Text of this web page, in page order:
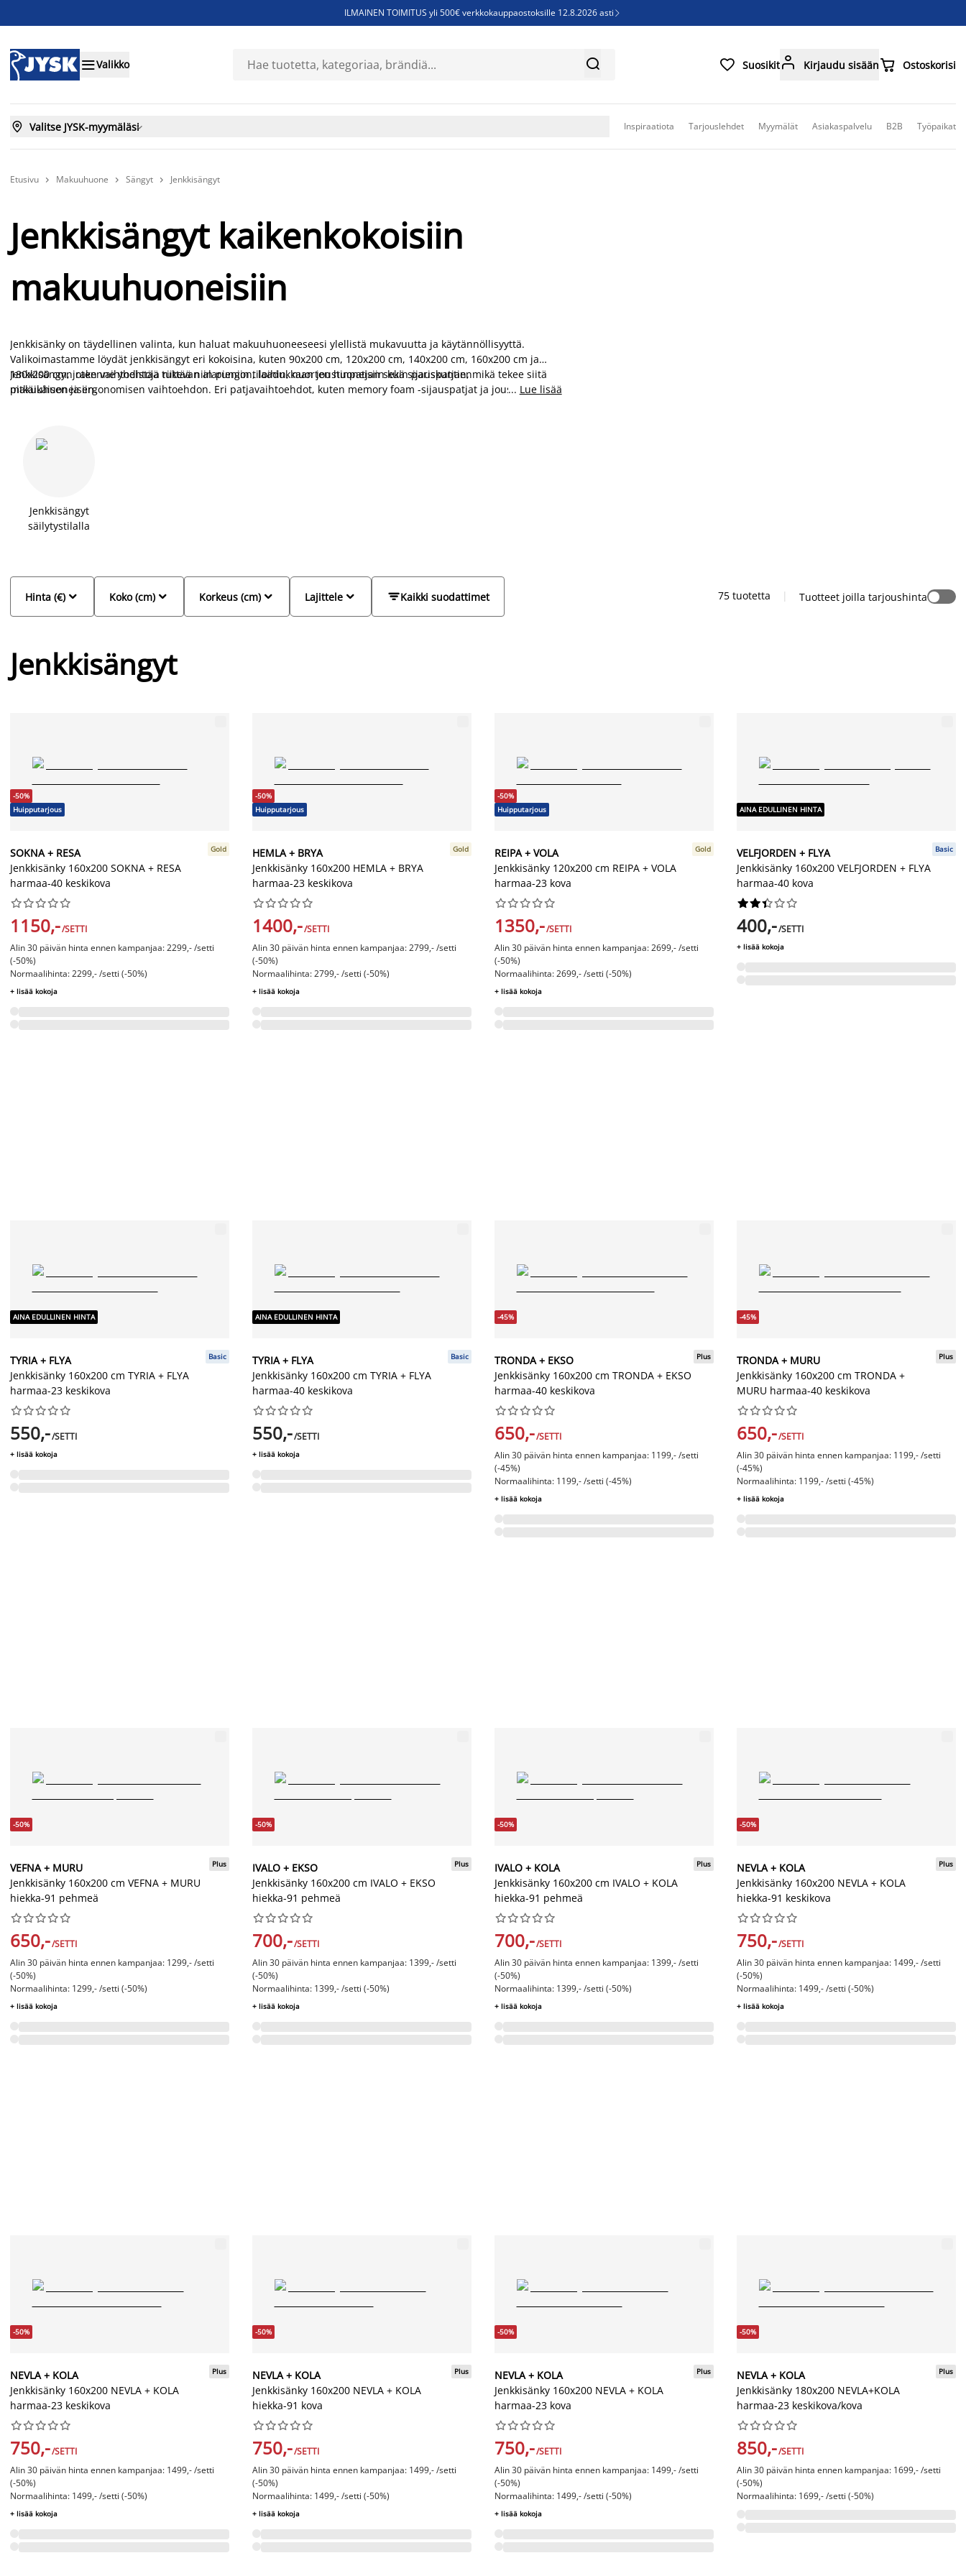
ILMAINEN TOIMITUS yli 500€ verkkokauppaostoksille 12.8.2026 asti 
Sijauspatjoja - Säästä jopa 60%
Valikko   Suosikit Kirjaudu sisään Ostoskorisi
 Valitse JYSK-myymäläsi Inspiraatiota Tarjouslehdet Myymälät Asiakaspalvelu B2B Työpaikat
Etusivu  Makuuhuone  Sängyt  Jenkkisängyt
Jenkkisängyt kaikenkokoisiin
makuuhuoneisiin
Jenkkisänky on täydellinen valinta, kun haluat makuuhuoneeseesi ylellistä mukavuutta ja käytännöllisyyttä.
Valikoimastamme löydät jenkkisängyt eri kokoisina, kuten 90x200 cm, 120x200 cm, 140x200 cm, 160x200 cm ja
180x200 cm, joten vaihtoehtoja riittää niin pieniin tiloihin, nuorten huoneisiin kuin pariskuntien
makuuhuoneisiin.
Jenkkisängyn rakenne yhdistää tukevan alarungon, laadukkaan joustinpatjan sekä sijauspatjan, mikä tekee siitä
pitkäikäisen ja ergonomisen vaihtoehdon. Eri patjavaihtoehdot, kuten memory foam -sijauspatjat ja jousiratkaisut,
valitse juuri itselle sopiva sänky.
... Lue lisää
Jenkkisängyt
säilytystilalla

Hinta (€) 
Koko (cm) 
Korkeus (cm) Kaikki suodattimet

Lajittele 75 tuotetta | Tuotteet joilla tarjoushinta
Jenkkisängyt
-50%
Huipputarjous
SOKNA + RESA
Jenkkisänky 160x200 SOKNA + RESA
harmaa-40 keskikova
Gold






1150,-/SETTI
Alin 30 päivän hinta ennen kampanjaa: 2299,- /setti
(-50%)
Normaalihinta: 2299,- /setti (-50%)
+ lisää kokoja
-50%
Huipputarjous
HEMLA + BRYA
Jenkkisänky 160x200 HEMLA + BRYA
harmaa-23 keskikova
Gold






1400,-/SETTI
Alin 30 päivän hinta ennen kampanjaa: 2799,- /setti
(-50%)
Normaalihinta: 2799,- /setti (-50%)
+ lisää kokoja
-50%
Huipputarjous
REIPA + VOLA
Jenkkisänky 120x200 cm REIPA + VOLA
harmaa-23 kova
Gold






1350,-/SETTI
Alin 30 päivän hinta ennen kampanjaa: 2699,- /setti
(-50%)
Normaalihinta: 2699,- /setti (-50%)
+ lisää kokoja
AINA EDULLINEN HINTA
VELFJORDEN + FLYA
Jenkkisänky 160x200 VELFJORDEN + FLYA
harmaa-40 kova
Basic






400,-/SETTI
+ lisää kokoja
AINA EDULLINEN HINTA
TYRIA + FLYA
Jenkkisänky 160x200 cm TYRIA + FLYA
harmaa-23 keskikova
Basic






550,-/SETTI
+ lisää kokoja
AINA EDULLINEN HINTA
TYRIA + FLYA
Jenkkisänky 160x200 cm TYRIA + FLYA
harmaa-40 keskikova
Basic






550,-/SETTI
+ lisää kokoja
-45%
TRONDA + EKSO
Jenkkisänky 160x200 cm TRONDA + EKSO
harmaa-40 keskikova
Plus






650,-/SETTI
Alin 30 päivän hinta ennen kampanjaa: 1199,- /setti
(-45%)
Normaalihinta: 1199,- /setti (-45%)
+ lisää kokoja
-45%
TRONDA + MURU
Jenkkisänky 160x200 cm TRONDA +
MURU harmaa-40 keskikova
Plus






650,-/SETTI
Alin 30 päivän hinta ennen kampanjaa: 1199,- /setti
(-45%)
Normaalihinta: 1199,- /setti (-45%)
+ lisää kokoja
-50%
VEFNA + MURU
Jenkkisänky 160x200 cm VEFNA + MURU
hiekka-91 pehmeä
Plus






650,-/SETTI
Alin 30 päivän hinta ennen kampanjaa: 1299,- /setti
(-50%)
Normaalihinta: 1299,- /setti (-50%)
+ lisää kokoja
-50%
IVALO + EKSO
Jenkkisänky 160x200 cm IVALO + EKSO
hiekka-91 pehmeä
Plus






700,-/SETTI
Alin 30 päivän hinta ennen kampanjaa: 1399,- /setti
(-50%)
Normaalihinta: 1399,- /setti (-50%)
+ lisää kokoja
-50%
IVALO + KOLA
Jenkkisänky 160x200 cm IVALO + KOLA
hiekka-91 pehmeä
Plus






700,-/SETTI
Alin 30 päivän hinta ennen kampanjaa: 1399,- /setti
(-50%)
Normaalihinta: 1399,- /setti (-50%)
+ lisää kokoja
-50%
NEVLA + KOLA
Jenkkisänky 160x200 NEVLA + KOLA
hiekka-91 keskikova
Plus






750,-/SETTI
Alin 30 päivän hinta ennen kampanjaa: 1499,- /setti
(-50%)
Normaalihinta: 1499,- /setti (-50%)
+ lisää kokoja
-50%
NEVLA + KOLA
Jenkkisänky 160x200 NEVLA + KOLA
harmaa-23 keskikova
Plus






750,-/SETTI
Alin 30 päivän hinta ennen kampanjaa: 1499,- /setti
(-50%)
Normaalihinta: 1499,- /setti (-50%)
+ lisää kokoja
-50%
NEVLA + KOLA
Jenkkisänky 160x200 NEVLA + KOLA
hiekka-91 kova
Plus






750,-/SETTI
Alin 30 päivän hinta ennen kampanjaa: 1499,- /setti
(-50%)
Normaalihinta: 1499,- /setti (-50%)
+ lisää kokoja
-50%
NEVLA + KOLA
Jenkkisänky 160x200 NEVLA + KOLA
harmaa-23 kova
Plus






750,-/SETTI
Alin 30 päivän hinta ennen kampanjaa: 1499,- /setti
(-50%)
Normaalihinta: 1499,- /setti (-50%)
+ lisää kokoja
-50%
NEVLA + KOLA
Jenkkisänky 180x200 NEVLA+KOLA
harmaa-23 keskikova/kova
Plus






850,-/SETTI
Alin 30 päivän hinta ennen kampanjaa: 1699,- /setti
(-50%)
Normaalihinta: 1699,- /setti (-50%)